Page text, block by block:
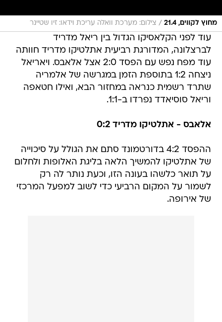
מחוץ לקווים, 21.4 / צילום: מערכת וואלה עריכת וידאו: זיו שטיינר
עוד לפני הקלאסיקו הגדול בין ריאל מדריד
לברצלונה, המדורגת רביעית אתלטיקו מדריד חוותה
עוד מפח נפש עם הפסד 2:0 אצל אלאבס. ויאריאל
ניצחה 1:2 בתוספת הזמן במגרשה של אלמריה
שתרד רשמית כנראה במחזור הבא, ואילו חטאפה
וריאל סוסיאדד נפרדו ב-1:1.
אלאבס - אתלטיקו מדריד 0:2
ההפסד 4:2 בדורטמונד סתם את הגולל על סיכוייה
של אתלטיקו להמשיך הלאה בליגת האלופות ולחלום
על תואר כלשהו בעונה הזו, וכעת נותר לה רק
לשמור על המקום הרביעי כדי לשוב למפעל המרכזי
של אירופה.